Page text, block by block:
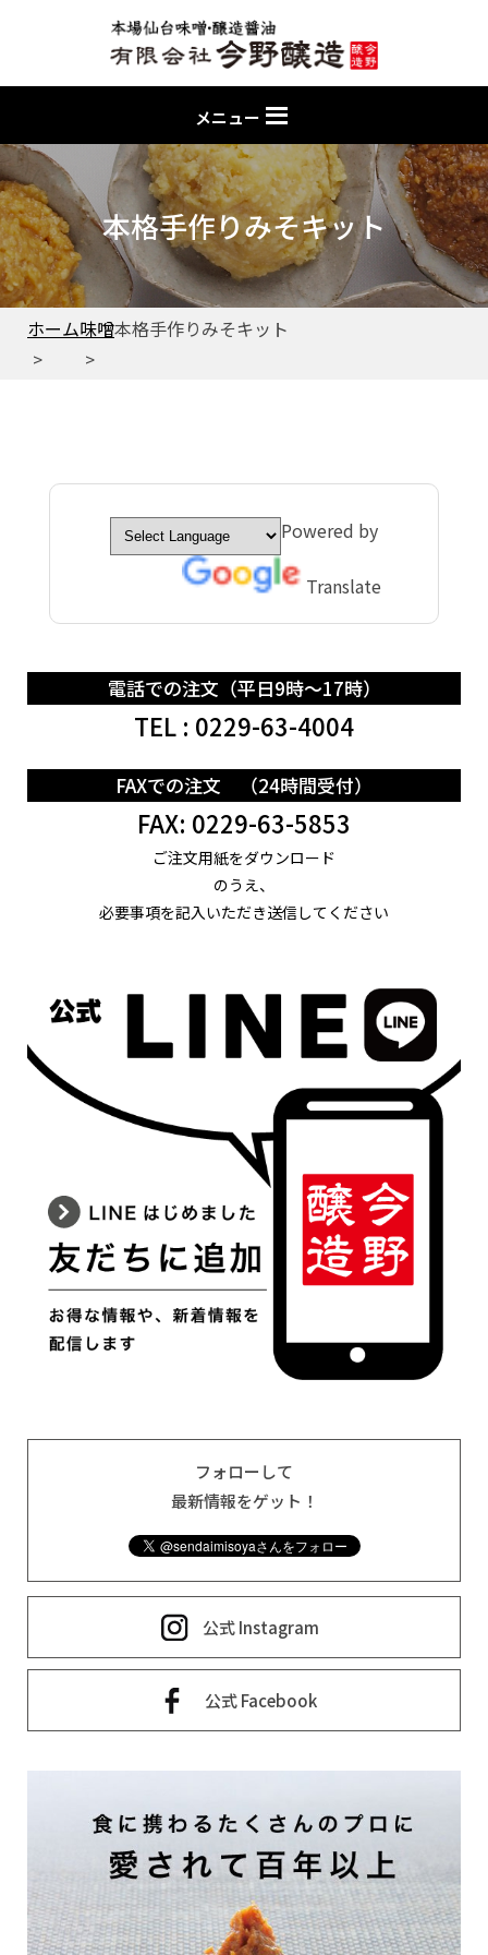
メニュー
本格手作りみそキット
ホーム味噌本格手作りみそキット
Powered by
Translate
電話での注文（平日9時～17時）
TEL : 0229-63-4004
FAXでの注文 （24時間受付）
FAX: 0229-63-5853
ご注文用紙をダウンロード
のうえ、
必要事項を記入いただき送信してください
フォローして
最新情報をゲット！
公式 Instagram
公式 Facebook